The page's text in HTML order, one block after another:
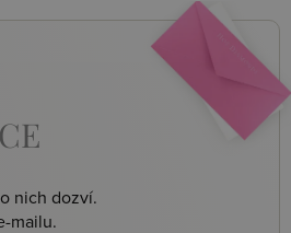
nich dozví.
mailu.